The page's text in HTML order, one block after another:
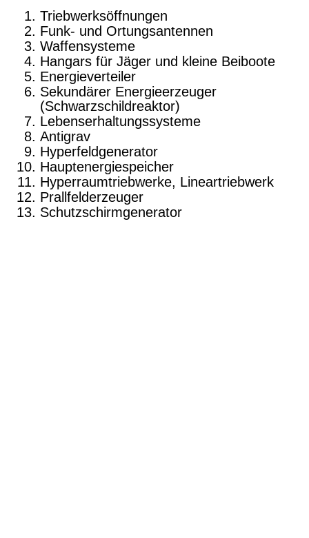
Triebwerksöffnungen
Funk- und Ortungsantennen
Waffensysteme
Hangars für Jäger und kleine Beiboote
Energieverteiler
Sekundärer Energieerzeuger
(Schwarzschildreaktor)
Lebenserhaltungssysteme
Antigrav
Hyperfeldgenerator
Hauptenergiespeicher
Hyperraumtriebwerke, Lineartriebwerk
Prallfelderzeuger
Schutzschirmgenerator